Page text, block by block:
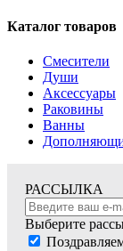
Каталог товаров
Смесители
Души
Аксессуары
Раковины
Ванны
РАССЫЛКА
Выберите